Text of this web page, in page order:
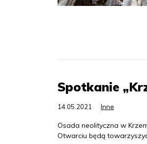
Spotkanie
14.05.2021 Inne
Osada neolityczna w
Otwarciu będą